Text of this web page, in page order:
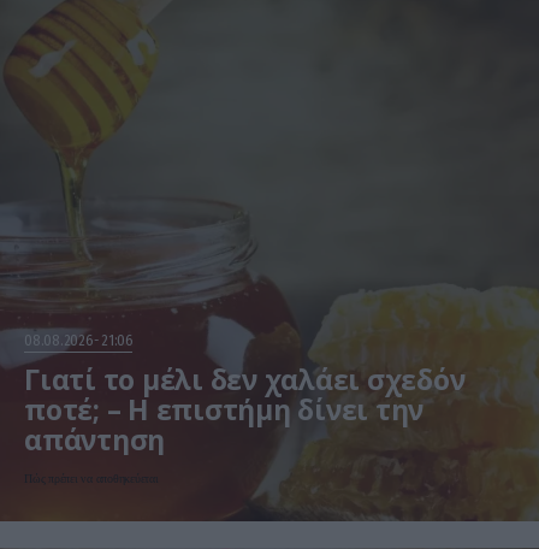
08.08.2026 21:06
Γιατί το μέλι δεν χαλάει σχεδόν
ποτέ; – Η επιστήμη δίνει την
απάντηση
Πώς πρέπει να αποθηκεύεται